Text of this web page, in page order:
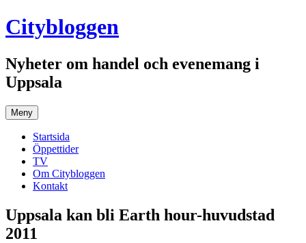
Hoppa
till
Citybloggen
Nyheter om handel och evenemang i
Uppsala
Meny
Startsida
Öppettider
TV
Om Citybloggen
Kontakt
Uppsala kan bli Earth hour-huvudstad
2011